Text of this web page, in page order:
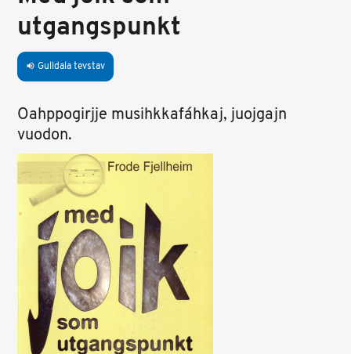
utgangspunkt
volume_up Gulldala tevstav
Oahppogirjje musihkkafáhkaj, juojgajn
vuodon.